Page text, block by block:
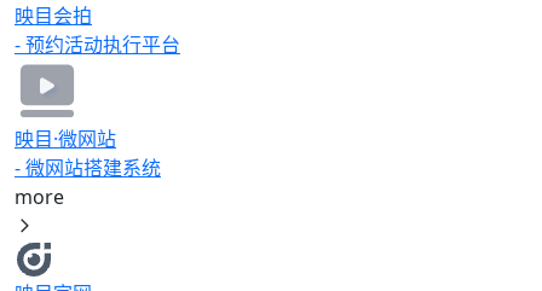
无序列表2025第三届湛江美妆产业
年会 - 无序列表致诚国际 完美线条
2026年会盛典 ### PART 05 ###
家居篇 **▪ 屏联万象智启出行—
2025年移动电视行业年会** 2025年
9月24日-26日，2025年移动电视行
业年会在福建省厦门市召开，来自全
国各地移动电视会员单位、联席会员
单位的100多位董事长、总经理、专
家、代表及媒体从业者齐聚一堂，聚
焦“屏联万象 智启出行”主题，总结过
去一年中国广电联合会移动电视宣传
映目会拍
- 预约活动执行平台
映目·微网站
- 微网站搭建系统
more